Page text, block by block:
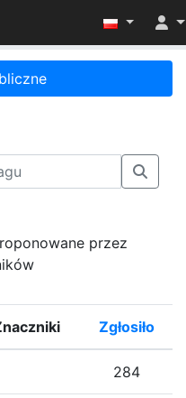
menu
przez
Zgłosiło
284